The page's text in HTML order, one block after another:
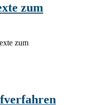
zum
zum